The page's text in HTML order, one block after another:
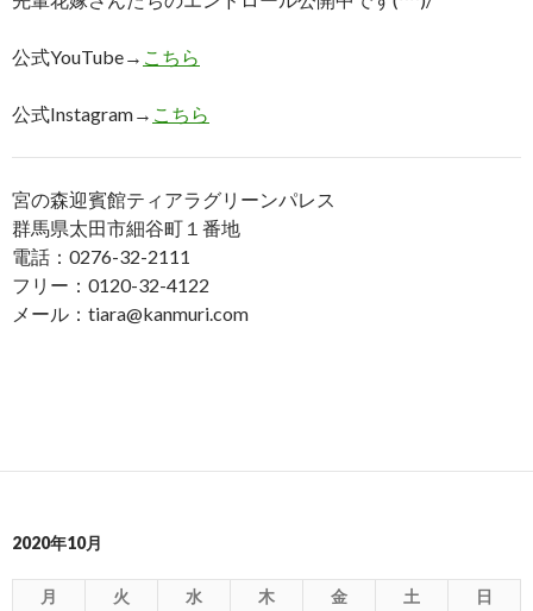
公式YouTube→ こちら
公式Instagram→ こちら
宮の森迎賓館ティアラグリーンパレス
群馬県太田市細谷町１番地
電話：0276-32-2111
フリー：0120-32-4122
メール：tiara@kanmuri.com
2020年10月
月 火 水 木 金 土 日